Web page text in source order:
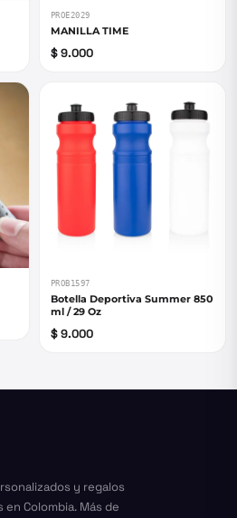
PROE2029
MANILLA TIME
$ 9.000
PROB1597
Botella Deportiva Summer 850
ml / 29 Oz
$ 9.000
y regalos
Colombia. Más de